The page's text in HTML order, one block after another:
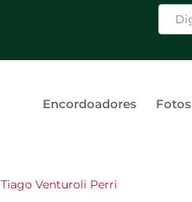
Encordoadores Fotos
Tiago Venturoli Perri